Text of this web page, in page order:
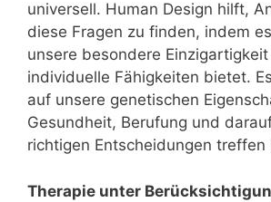
universell. Human Design hilft,
diese Fragen zu finden, indem
unsere besondere Einzigartigkeit
individuelle Fähigkeiten bietet.
auf unsere genetischen
Gesundheit, Berufung und
richtigen Entscheidungen treffen
Therapie unter